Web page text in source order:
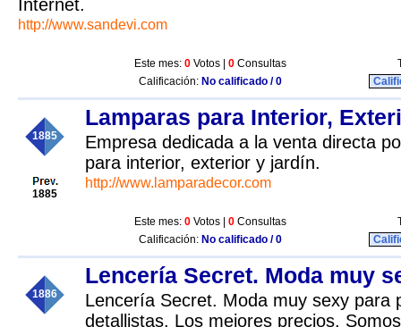
Internet.
http://www.sandevi.com
Este mes: 0 Votos | 0 Consultas
Calificación: No calificado / 0
1885
1885
Lamparas para Interior,
Empresa dedicada a la venta directa
para interior, exterior y jardín.
http://www.lamparadecor.com
Este mes: 0 Votos | 0 Consultas
Calificación: No calificado / 0
1886
Lencería Secret. Moda muy
Lencería Secret. Moda muy sexy para
detallistas. Los mejores precios.